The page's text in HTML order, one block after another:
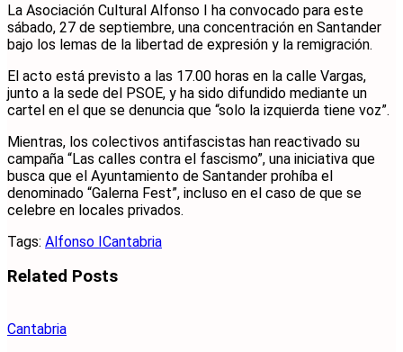
La Asociación Cultural Alfonso I ha convocado para este
sábado, 27 de septiembre, una concentración en Santander
bajo los lemas de la libertad de expresión y la remigración.
El acto está previsto a las 17.00 horas en la calle Vargas,
junto a la sede del PSOE, y ha sido difundido mediante un
cartel en el que se denuncia que “solo la izquierda tiene voz”.
Mientras, los colectivos antifascistas han reactivado su
campaña “Las calles contra el fascismo”, una iniciativa que
busca que el Ayuntamiento de Santander prohíba el
denominado “Galerna Fest”, incluso en el caso de que se
celebre en locales privados.
Tags: Alfonso ICantabria
Related Posts
Cantabria